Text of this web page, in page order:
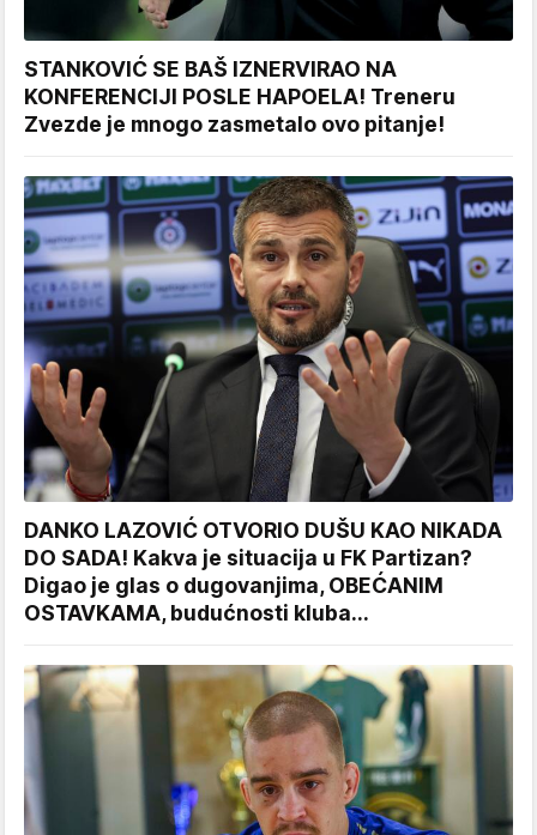
STANKOVIĆ SE BAŠ IZNERVIRAO NA
KONFERENCIJI POSLE HAPOELA! Treneru
Zvezde je mnogo zasmetalo ovo pitanje!
DANKO LAZOVIĆ OTVORIO DUŠU KAO NIKADA
DO SADA! Kakva je situacija u FK Partizan?
Digao je glas o dugovanjima, OBEĆANIM
OSTAVKAMA, budućnosti kluba...